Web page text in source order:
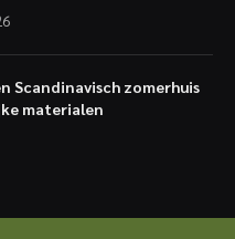
Scandinavisch zomerhuis
materialen